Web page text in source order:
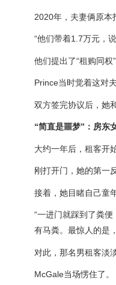
2020年，夫妻俩原本
“他们带着1.7万元，
他们提出了“租购同
Prince当时觉着这对
双方签完协议后，她
“简直是噩梦”：房东
大约一年后，租客开
刚打开门，她的第一
接着，她目睹自己童
“一进门就踩到了粪
有马粪。最惊人的是
对此，那名男租客淡
McGale当场愣住了。